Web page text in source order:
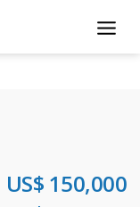
US$ 150,000